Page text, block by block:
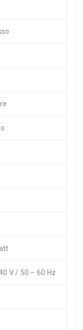
V / 50 – 60 Hz